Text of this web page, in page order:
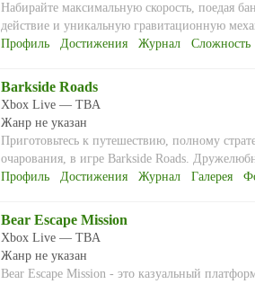
Набирайте максимальную скорость, поедая
действие и уникальную гравитационную
Профиль
Достижения Журнал Сложность
Barkside Roads
Xbox Live — TBA
Жанр не указан
Приготовьтесь к путешествию, полному
очарования, в игре Barkside Roads.
Профиль
Достижения Журнал Галерея
Bear Escape Mission
Xbox Live — TBA
Жанр не указан
Bear Escape Mission - это казуальный